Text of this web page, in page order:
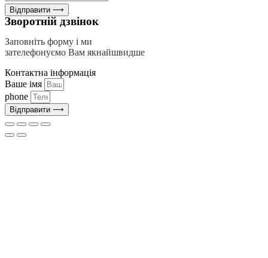
Відправити ⟶
Зворотній дзвінок
Заповніть форму і ми
зателефонуємо Вам якнайшвидше
Контактна інформація
Ваше імя
phone
Відправити ⟶